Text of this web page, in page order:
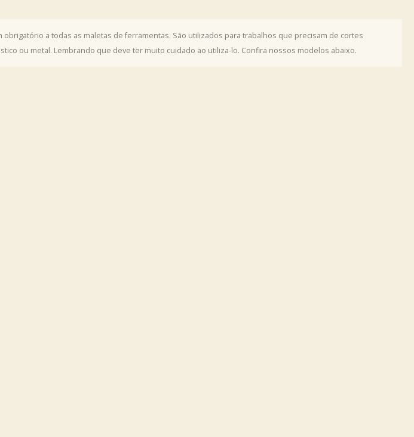
a todas as maletas de ferramentas. São utilizados para trabalhos que precisam de cortes
ou metal. Lembrando que deve ter muito cuidado ao utiliza-lo. Confira nossos modelos abaixo.